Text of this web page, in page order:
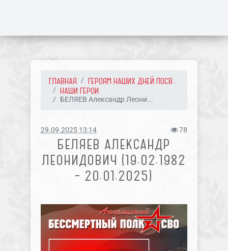
ГЛАВНАЯ
ГЕРОЯМ НАШИХ ДНЕЙ ПОСВ...
НАШИ ГЕРОИ
БЕЛЯЕВ Александр Леони...
29.09.2025 13:14 78
БЕЛЯЕВ АЛЕКСАНДР
ЛЕОНИДОВИЧ (19.02.1982
– 20.01.2025)